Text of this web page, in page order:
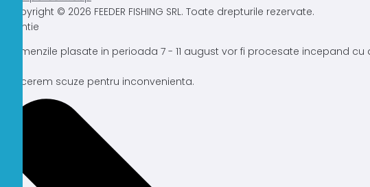
Copyright © 2026 FEEDER FISHING SRL. Toate drepturile rezervate.
Atentie
Comenzile plasate in perioada 7 - 11 august vor fi procesate incepand cu
Ne cerem scuze pentru inconvenienta.